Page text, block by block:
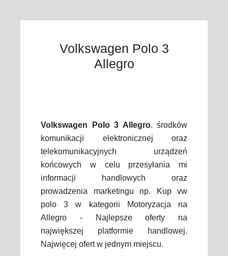
Volkswagen Polo 3
Allegro
Volkswagen Polo 3 Allegro. środków
komunikacji elektronicznej oraz
telekomunikacyjnych urządzeń
końcowych w celu przesyłania mi
informacji handlowych oraz
prowadzenia marketingu np. Kup vw
polo 3 w kategorii Motoryzacja na
Allegro - Najlepsze oferty na
największej platformie handlowej.
Najwięcej ofert w jednym miejscu.